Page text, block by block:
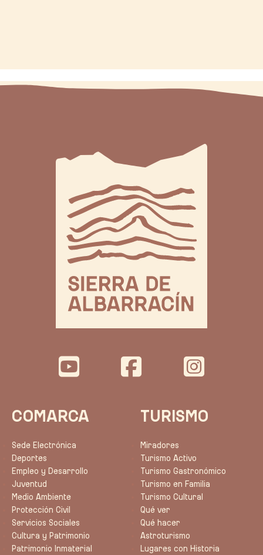
COMARCA
Sede Electrónica
Deportes
Empleo y Desarrollo
Juventud
Medio Ambiente
Protección Civil
Servicios Sociales
Cultura y Patrimonio
Patrimonio Inmaterial
TURISMO
Miradores
Turismo Activo
Turismo Gastronómico
Turismo en Familia
Turismo Cultural
Qué ver
Qué hacer
Astroturismo
Lugares con Historia